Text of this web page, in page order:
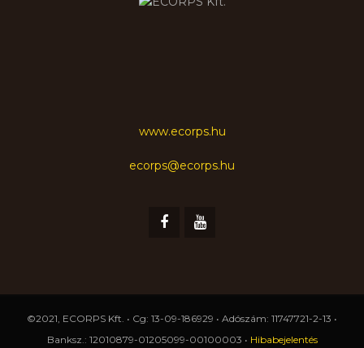
www.ecorps.hu
ecorps@ecorps.hu
©2021, ECORPS Kft. • Cg: 13-09-186929 • Adószám: 11747721-2-13 •
Banksz.: 12010879-01205099-00100003 • Hibabejelentés